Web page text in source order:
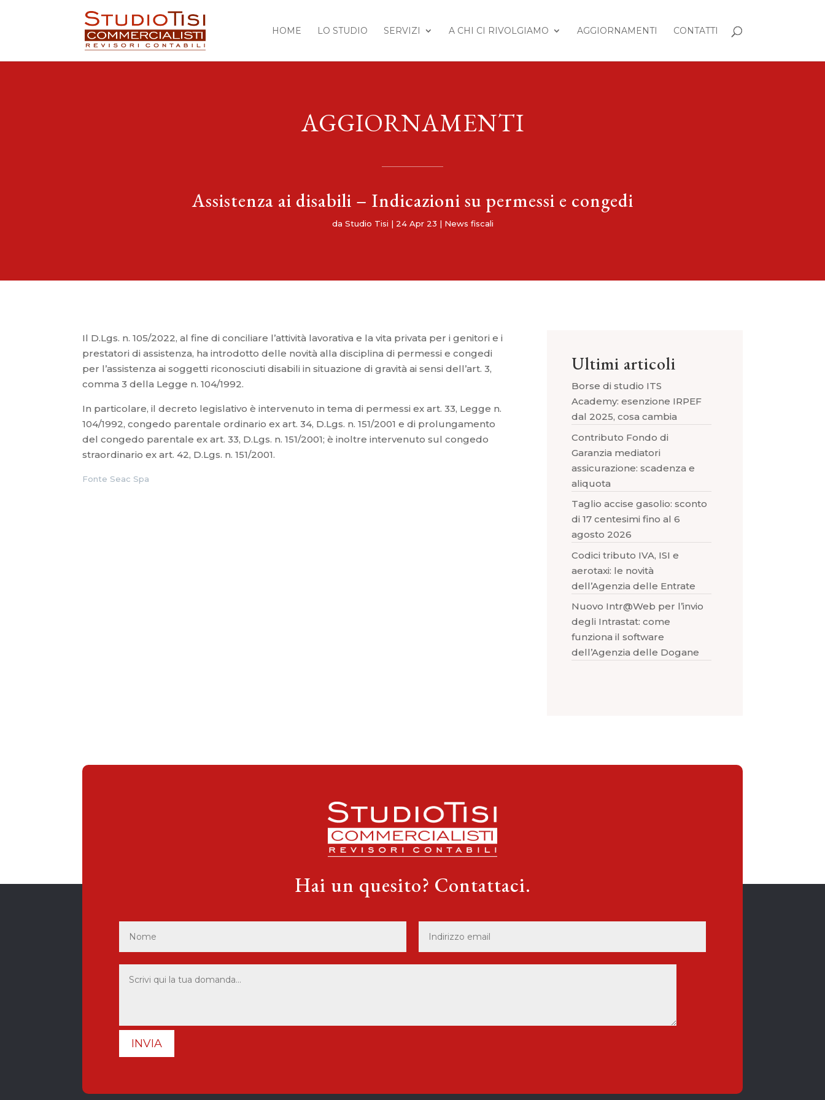
HOME LO STUDIO SERVIZI A CHI CI RIVOLGIAMO AGGIORNAMENTI CONTATTI
AGGIORNAMENTI
Assistenza ai disabili – Indicazioni su permessi e congedi
da Studio Tisi | 24 Apr 23 | News fiscali
Il D.Lgs. n. 105/2022, al fine di conciliare l’attività lavorativa e la vita privata per i genitori e i
prestatori di assistenza, ha introdotto delle novità alla disciplina di permessi e congedi
per l’assistenza ai soggetti riconosciuti disabili in situazione di gravità ai sensi dell’art. 3,
comma 3 della Legge n. 104/1992.
In particolare, il decreto legislativo è intervenuto in tema di permessi ex art. 33, Legge n.
104/1992, congedo parentale ordinario ex art. 34, D.Lgs. n. 151/2001 e di prolungamento
del congedo parentale ex art. 33, D.Lgs. n. 151/2001; è inoltre intervenuto sul congedo
straordinario ex art. 42, D.Lgs. n. 151/2001.
Fonte Seac Spa
Ultimi articoli
Borse di studio ITS
Academy: esenzione IRPEF
dal 2025, cosa cambia
Contributo Fondo di
Garanzia mediatori
assicurazione: scadenza e
aliquota
Taglio accise gasolio: sconto
di 17 centesimi fino al 6
agosto 2026
Codici tributo IVA, ISI e
aerotaxi: le novità
dell’Agenzia delle Entrate
Nuovo Intr@Web per l’invio
degli Intrastat: come
funziona il software
dell’Agenzia delle Dogane
Hai un quesito? Contattaci.
INVIA